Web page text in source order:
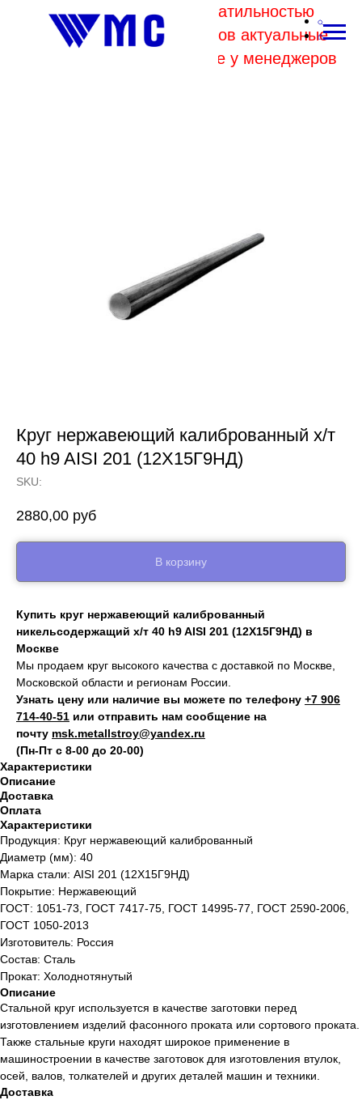
В связи с высокой волатильностью
отпускных цен комбинатов актуальные
цены на металл уточняйте у менеджеров
Круг нержавеющий калиброванный х/т
40 h9 AISI 201 (12Х15Г9НД)
SKU:
2880,00 руб
В корзину
Купить круг нержавеющий калиброванный
никельсодержащий х/т 40 h9 AISI 201 (12Х15Г9НД) в
Москве
Мы продаем круг высокого качества с доставкой по Москве,
Московской области и регионам России.
Узнать цену или наличие вы можете по телефону +7 906
714‑40-51 или отправить нам сообщение на
почту msk.metallstroy@yandex.ru
(Пн-Пт с 8-00 до 20-00)
Характеристики
Описание
Доставка
Оплата
Характеристики
Продукция: Круг нержавеющий калиброванный
Диаметр (мм): 40
Марка стали: AISI 201 (12Х15Г9НД)
Покрытие: Нержавеющий
ГОСТ: 1051-73, ГОСТ 7417-75, ГОСТ 14995-77, ГОСТ 2590-2006,
ГОСТ 1050-2013
Изготовитель: Россия
Состав: Сталь
Прокат: Холоднотянутый
Описание
Стальной круг используется в качестве заготовки перед
изготовлением изделий фасонного проката или сортового проката.
Также стальные круги находят широкое применение в
машиностроении в качестве заготовок для изготовления втулок,
осей, валов, толкателей и других деталей машин и техники.
Доставка